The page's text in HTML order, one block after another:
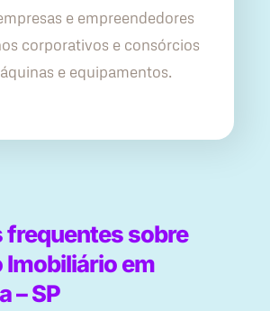
e empreendedores
corporativos e consórcios
e equipamentos.
frequentes sobre
Imobiliário em
– SP